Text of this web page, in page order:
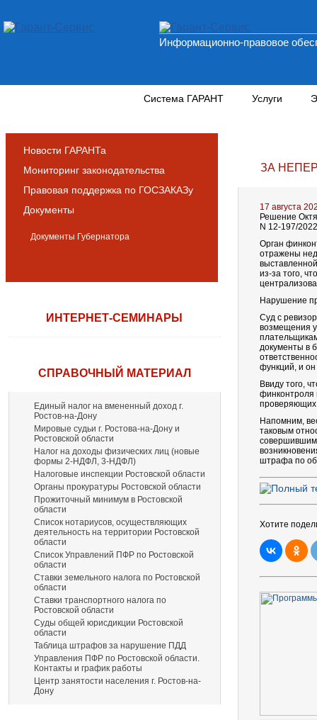
Информационно-правовое
Система ГАРАНТ Услуги
Новости ГАРАНТа
Мониторинг законодательства
Правовая поддержка по ГОСЗАКАЗу
Документы
Документы Губернатора
ИНТЕРНЕТ-СЕМИНАРЫ
СПРАВОЧНЫЙ МАТЕРИАЛ
Единый налог на вмененный доход г.
Ростов-на-Дону
Мировые судьи г. Ростова-на-Дону и
Ростовской области
Налог на доходы физических лиц (новые
формы 2-НДФЛ, 3-НДФЛ)
Налоговые инспекции Ростовской области
Органы прокуратуры Ростовской области
Прожиточный минимум в Ростовской
области
Список нотариусов, осуществляющих
деятельность на территории Ростовской
области
Список Управлений ПФР по Ростовской
области
Ставки земельного налога по Ростовской
области
Ставки транспортного налога по
Ростовской области
Суды общей юрисдикции Ростовской
области
Таблица штрафов за нарушение ПДД
Управления ПФР по Ростовской области.
Контакты и график работы
Центр занятости населения г. Ростов-на-
Дону
ЗА
17 августа
Решение
N 12-197/2022
Орган
отражены
из-за того,
Нарушение
Суд с
возмещения
документы в
функций, и
Ввиду того,
финконтроля
Напомним,
таковым
совершившим
штрафа по
Хотите